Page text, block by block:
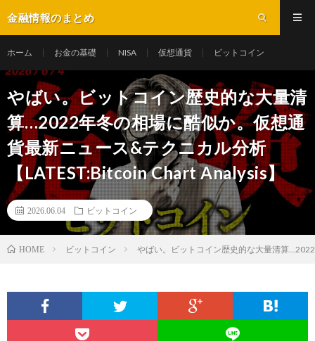
金融情報のまとめ
ホーム お金の基礎 NISA 仮想通貨 ビットコイン
やばい。ビットコイン歴史的な大量清
算…2022年冬の相場に酷似か。仮想通
貨最新ニュース&テクニカル分析
【LATEST:Bitcoin Chart Analysis】
2026.06.04 ビットコイン
HOME ビットコイン やばい。ビットコイン歴史的な大量清算